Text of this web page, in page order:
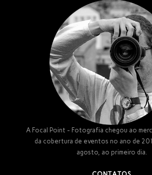
A Focal Point - Fotografia chegou ao
da cobertura de eventos no ano de
agosto, ao primeiro dia.